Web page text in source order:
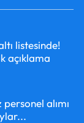
listesinde!
açıklama
alımı